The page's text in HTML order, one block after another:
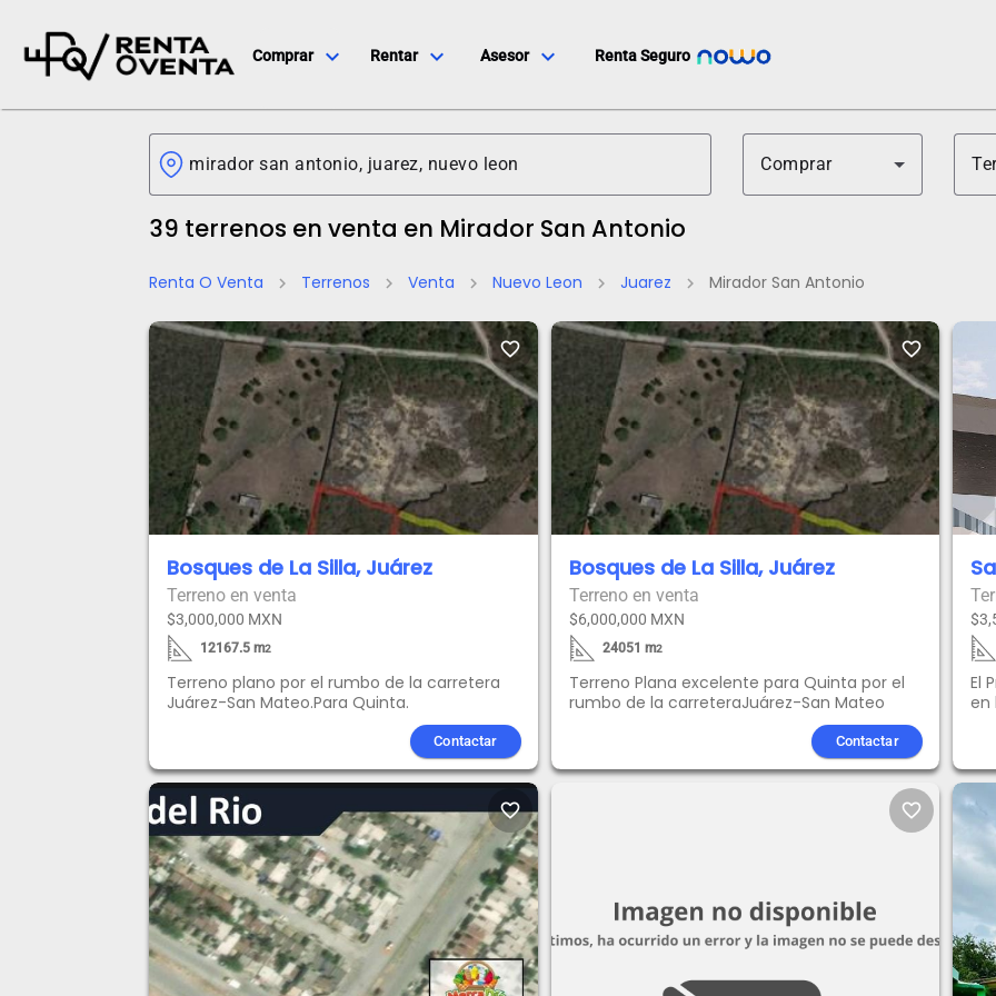
Comprar expand_more Rentar expand_more Asesor expand_more Renta Seguro
Comprar
39 terrenos en venta en Mirador San Antonio
Renta O Venta chevron_right Terrenos chevron_right Venta chevron_right Nuevo Leon chevron_right Juarez chevron_right Mirador San Antonio
favorite_border
Bosques de La Silla, Juárez
Terreno en venta
$3,000,000 MXN
12167.5m2
Terreno plano por el rumbo de la carretera
Juárez-San Mateo.Para Quinta.
Contactar
favorite_border
Bosques de La Silla, Juárez
Terreno en venta
$6,000,000 MXN
24051 m2
Terreno Plana excelente para Quinta por el
rumbo de la carreteraJuárez-San Mateo
Contactar
El
en
y
14
favorite_border favorite_border